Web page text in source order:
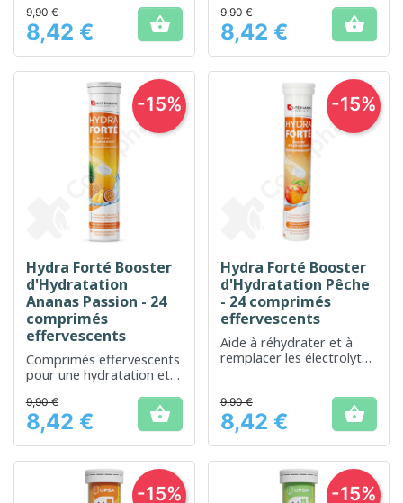
agréable goût de citron
et de menthe
Prix
9,90 €
8,42 € 
physiques
Prix
9,90 €
8,42 € 
Hydra Forté Booster
d'Hydratation
Ananas Passion - 24
comprimés
effervescents
Comprimés effervescents
pour une hydratation et
vitamines
Prix
9,90 €
8,42 € 
-15%
Hydra Forté Booster
d'Hydratation Pêche
- 24 comprimés
effervescents
Aide à réhydrater et à
remplacer les électrolytes
Prix
9,90 €
8,42 € 
-15%
-15% -15%